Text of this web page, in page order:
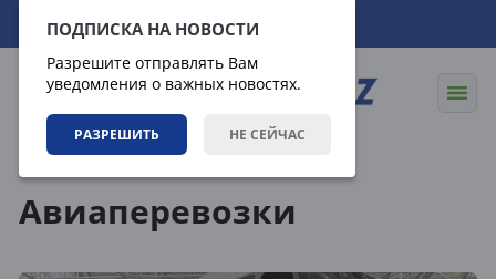
ПОДПИСКА НА НОВОСТИ
Разрешите отправлять Вам
уведомления о важных новостях.
РАЗРЕШИТЬ НЕ СЕЙЧАС
09.08.2026 06:49:31
Авиаперевозки